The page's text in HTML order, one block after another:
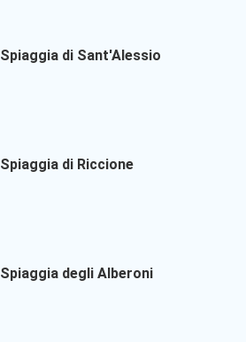
Spiaggia di Sant'Alessio
Spiaggia di Riccione
Spiaggia degli Alberoni